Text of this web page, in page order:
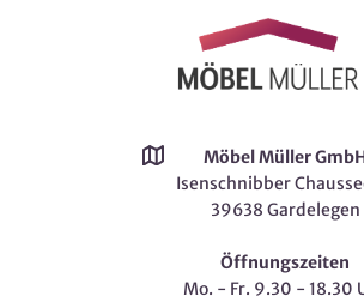
Möbel Müller
Isenschnibber
39638 Gardelegen
Öffnungszeiten
Mo. - Fr. 9.30 - 18.30